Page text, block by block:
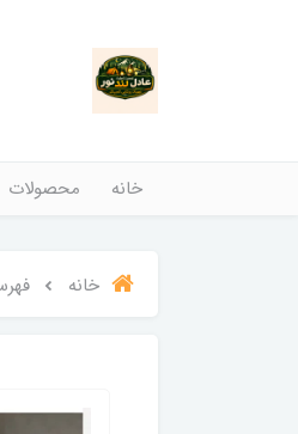
خانه محصولات
خانه